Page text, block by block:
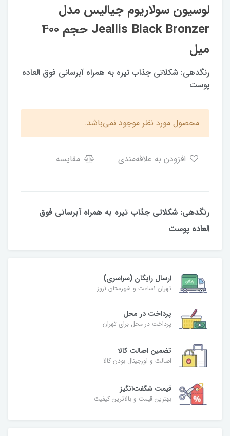
لوسیون سولاریوم جیالیس مدل
Jeallis Black Bronzer حجم 400
میل
رنگدهی: شکلاتی جذاب تیره به همراه آبرسانی فوق العاده
پوست
محصول مورد نظر موجود نمی‌باشد.
مقایسه
رنگدهی: شکلاتی جذاب تیره به همراه آبرسانی فوق
العاده پوست
ارسال رایگان (سراسری)
تهران 1ساعت و شهرستان 1روز
پرداخت در محل
پرداخت در محل برای تهران
تضمین اصالت کالا
اصالت و اورجینال بودن کالا
قیمت شگفت‌انگیز
بهترین قیمت و بالاترین کیفیت